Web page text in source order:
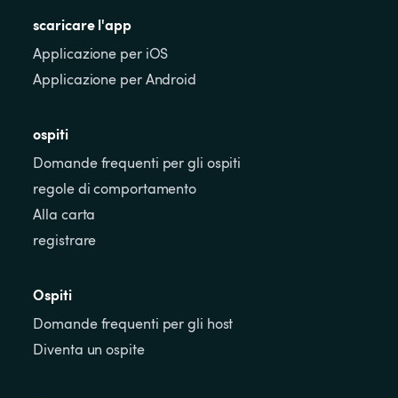
scaricare l'app
Applicazione per iOS
Applicazione per Android
ospiti
Domande frequenti per gli ospiti
regole di comportamento
Alla carta
registrare
Ospiti
Domande frequenti per gli host
Diventa un ospite